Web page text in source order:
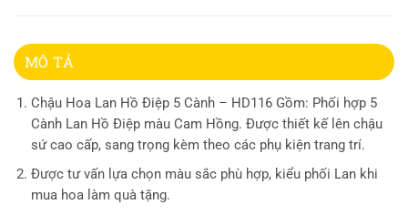
MÔ TẢ
Chậu Hoa Lan Hồ Điệp 5 Cành – HD116 Gồm: Phối hợp 5
Cành Lan Hồ Điệp màu Cam Hồng. Được thiết kế lên chậu
sứ cao cấp, sang trọng kèm theo các phụ kiện trang trí.
Được tư vấn lựa chọn màu sắc phù hợp, kiểu phối Lan khi
mua hoa làm quà tặng.